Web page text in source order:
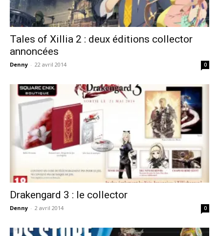
Tales of Xillia 2 : deux éditions collector
annoncées
Denny - 22 avril 2014 0
Drakengard 3 : le collector
Denny - 2 avril 2014 0